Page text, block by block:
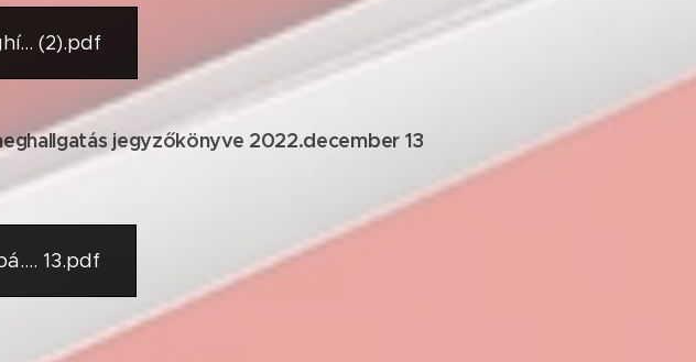
(2).pdf
jegyzőkönyve 2022.december 13
13.pdf